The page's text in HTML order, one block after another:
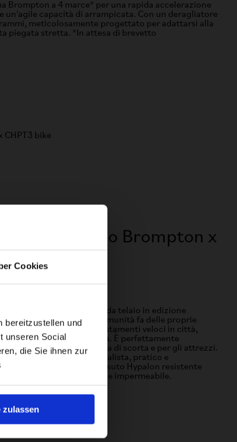
Cookies
bereitzustellen und
unseren Social
die Sie ihnen zur
zulassen
Brompton a 4 marce* per una rapida accelerazione
un'agile capacità di arrampicata. Con un deragliatore
meticolosamente progettato per adattarsi alla
piegata stretta. *In attesa di brevetto
da telaio Brompton x
è dotata di un marsupio da telaio in edizione
È ispirato all'uso che la comunità fa delle proprie
Brompton x CHPT3: spostamenti veloci in città,
gite nel fine settimana. È perfettamente
per una camera d'aria di scorta e per gli attrezzi.
come la bicicletta, è minimalista, pratico e
robusto. In tessuto Hypalon resistente
con struttura saldata e impermeabile.